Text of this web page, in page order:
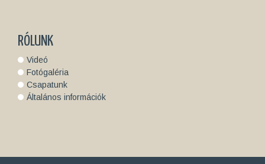
RÓLUNK
Videó
Fotógaléria
Csapatunk
Általános információk